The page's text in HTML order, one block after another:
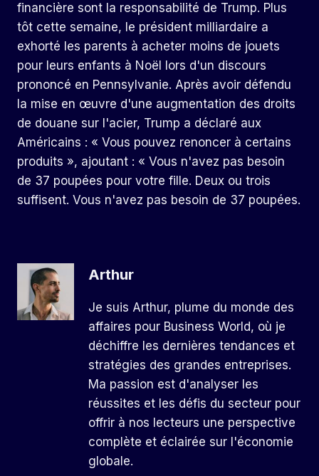
financière sont la responsabilité de Trump. Plus
tôt cette semaine, le président milliardaire a
exhorté les parents à acheter moins de jouets
pour leurs enfants à Noël lors d'un discours
prononcé en Pennsylvanie. Après avoir défendu
la mise en œuvre d'une augmentation des droits
de douane sur l'acier, Trump a déclaré aux
Américains : « Vous pouvez renoncer à certains
produits », ajoutant : « Vous n'avez pas besoin
de 37 poupées pour votre fille. Deux ou trois
suffisent. Vous n'avez pas besoin de 37 poupées.
Arthur
Je suis Arthur, plume du monde des
affaires pour Business World, où je
déchiffre les dernières tendances et
stratégies des grandes entreprises.
Ma passion est d'analyser les
réussites et les défis du secteur pour
offrir à nos lecteurs une perspective
complète et éclairée sur l'économie
globale.